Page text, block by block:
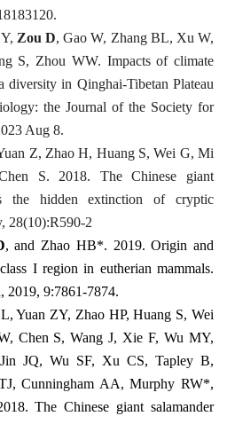
Zou D, Gao W, Zhang BL, Xu W,
S, Zhou WW. Impacts of climate
diversity in Qinghai-Tibetan Plateau
the Journal of the Society for
Aug 8.
Z, Zhao H, Huang S, Wei G, Mi
S. 2018. The Chinese giant
the hidden extinction of cryptic
28(10):R590-2
, and Zhao HB*. 2019. Origin and
I region in eutherian mammals.
, 2019, 9:7861-7874.
Yuan ZY, Zhao HP, Huang S, Wei
Chen S, Wang J, Xie F, Wu MY,
JQ, Wu SF, Xu CS, Tapley B,
Cunningham AA, Murphy RW*,
The Chinese giant salamander